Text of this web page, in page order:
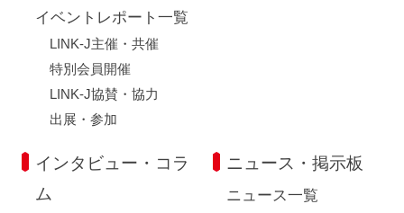
イベントレポート一覧
LINK-J主催・共催
特別会員開催
LINK-J協賛・協力
出展・参加
インタビュー・コラ
ム
ニュース・掲示板
ニュース一覧